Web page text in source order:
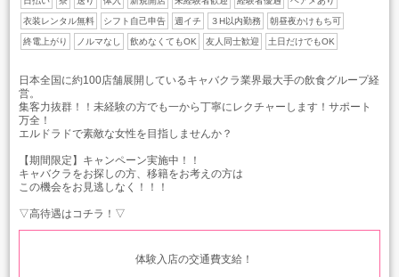
衣装レンタル無料 シフト自己申告 週イチ ３H以内勤務 朝昼夜かけもち可
終電上がり ノルマなし 飲めなくてもOK 友人同士歓迎 土日だけでもOK
日本全国に約100店舗展開しているキャバクラ業界最大手の飲食グループ経
営。
集客力抜群！！未経験の方でも一から丁寧にレクチャーします！サポート
万全！
エルドラドで素敵な女性を目指しませんか？
【期間限定】キャンペーン実施中！！
キャバクラをお探しの方、移籍をお考えの方は
この機会をお見逃しなく！！！
▽高待遇はコチラ！▽
体験入店の交通費支給！